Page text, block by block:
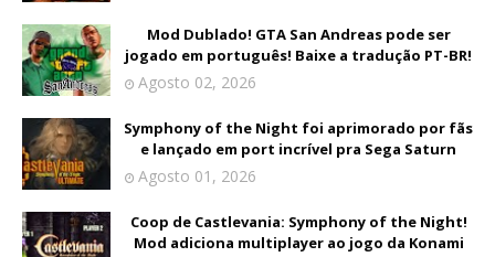
Mod Dublado! GTA San Andreas pode ser
jogado em português! Baixe a tradução PT-BR!
Agosto 02, 2026
Symphony of the Night foi aprimorado por fãs
e lançado em port incrível pra Sega Saturn
Agosto 01, 2026
Coop de Castlevania: Symphony of the Night!
Mod adiciona multiplayer ao jogo da Konami